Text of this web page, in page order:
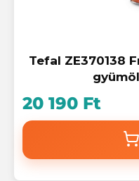
Tefal ZE370138
20 190 Ft